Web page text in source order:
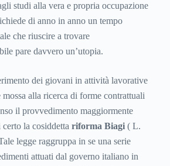
studi alla vera e propria occupazione
di anno in anno un tempo
che riuscire a trovare
pare davvero un’utopia.
dei giovani in attività lavorative
alla ricerca di forme contrattuali
il provvedimento maggiormente
la cosiddetta riforma Biagi ( L.
legge raggruppa in se una serie
attuati dal governo italiano in